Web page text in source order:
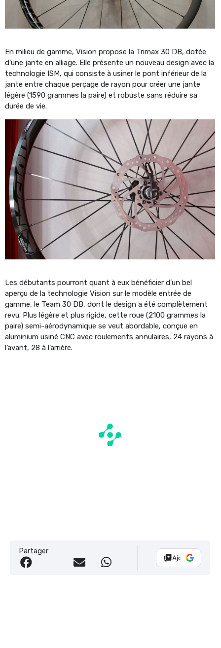
En milieu de gamme, Vision propose la Trimax 30 DB, dotée
d’une jante en alliage. Elle présente un nouveau design avec la
technologie ISM, qui consiste à usiner le pont inférieur de la
jante entre chaque perçage de rayon pour créer une jante
légère (1590 grammes la paire) et robuste sans réduire sa
durée de vie.
Les débutants pourront quant à eux bénéficier d’un bel
aperçu de la technologie Vision sur le modèle entrée de
gamme, le Team 30 DB, dont le design a été complètement
revu. Plus légère et plus rigide, cette roue (2100 grammes la
paire) semi-aérodynamique se veut abordable, conçue en
aluminium usiné CNC avec roulements annulaires, 24 rayons à
l’avant, 28 à l’arrière.
Partager
Ajouter Vélo